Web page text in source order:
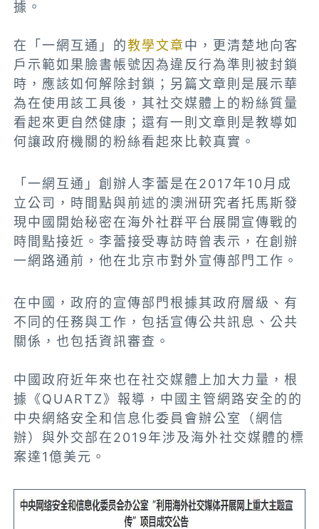
據。
在「一網互通」的教學文章中，更清楚地向客
戶示範如果臉書帳號因為違反行為準則被封鎖
時，應該如何解除封鎖；另篇文章則是展示華
為在使用該工具後，其社交媒體上的粉絲質量
看起來更自然健康；還有一則文章則是教導如
何讓政府機關的粉絲看起來比較真實。
「一網互通」創辦人李蕾是在2017年10月成
立公司，時間點與前述的澳洲研究者托馬斯發
現中國開始秘密在海外社群平台展開宣傳戰的
時間點接近。李蕾接受專訪時曾表示，在創辦
一網路通前，他在北京市對外宣傳部門工作。
在中國，政府的宣傳部門根據其政府層級、有
不同的任務與工作，包括宣傳公共訊息、公共
關係，也包括資訊審查。
中國政府近年來也在社交媒體上加大力量，根
據《QUARTZ》報導，中國主管網路安全的的
中央網絡安全和信息化委員會辦公室（網信
辦）與外交部在2019年涉及海外社交媒體的標
案達1億美元。